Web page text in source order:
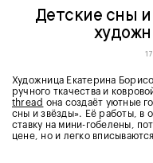
Детские сны
Художница Екатерина
ручного ткачества и
thread она создаёт уютные
сны и звёзды». Её работы, в
ставку на мини-гобелены,
цене, но и легко